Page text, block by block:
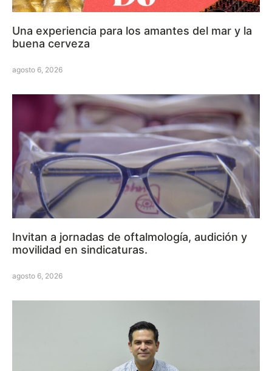
Una experiencia para los amantes del mar y la
buena cerveza
agosto 6, 2026
Invitan a jornadas de oftalmología, audición y
movilidad en sindicaturas.
agosto 6, 2026